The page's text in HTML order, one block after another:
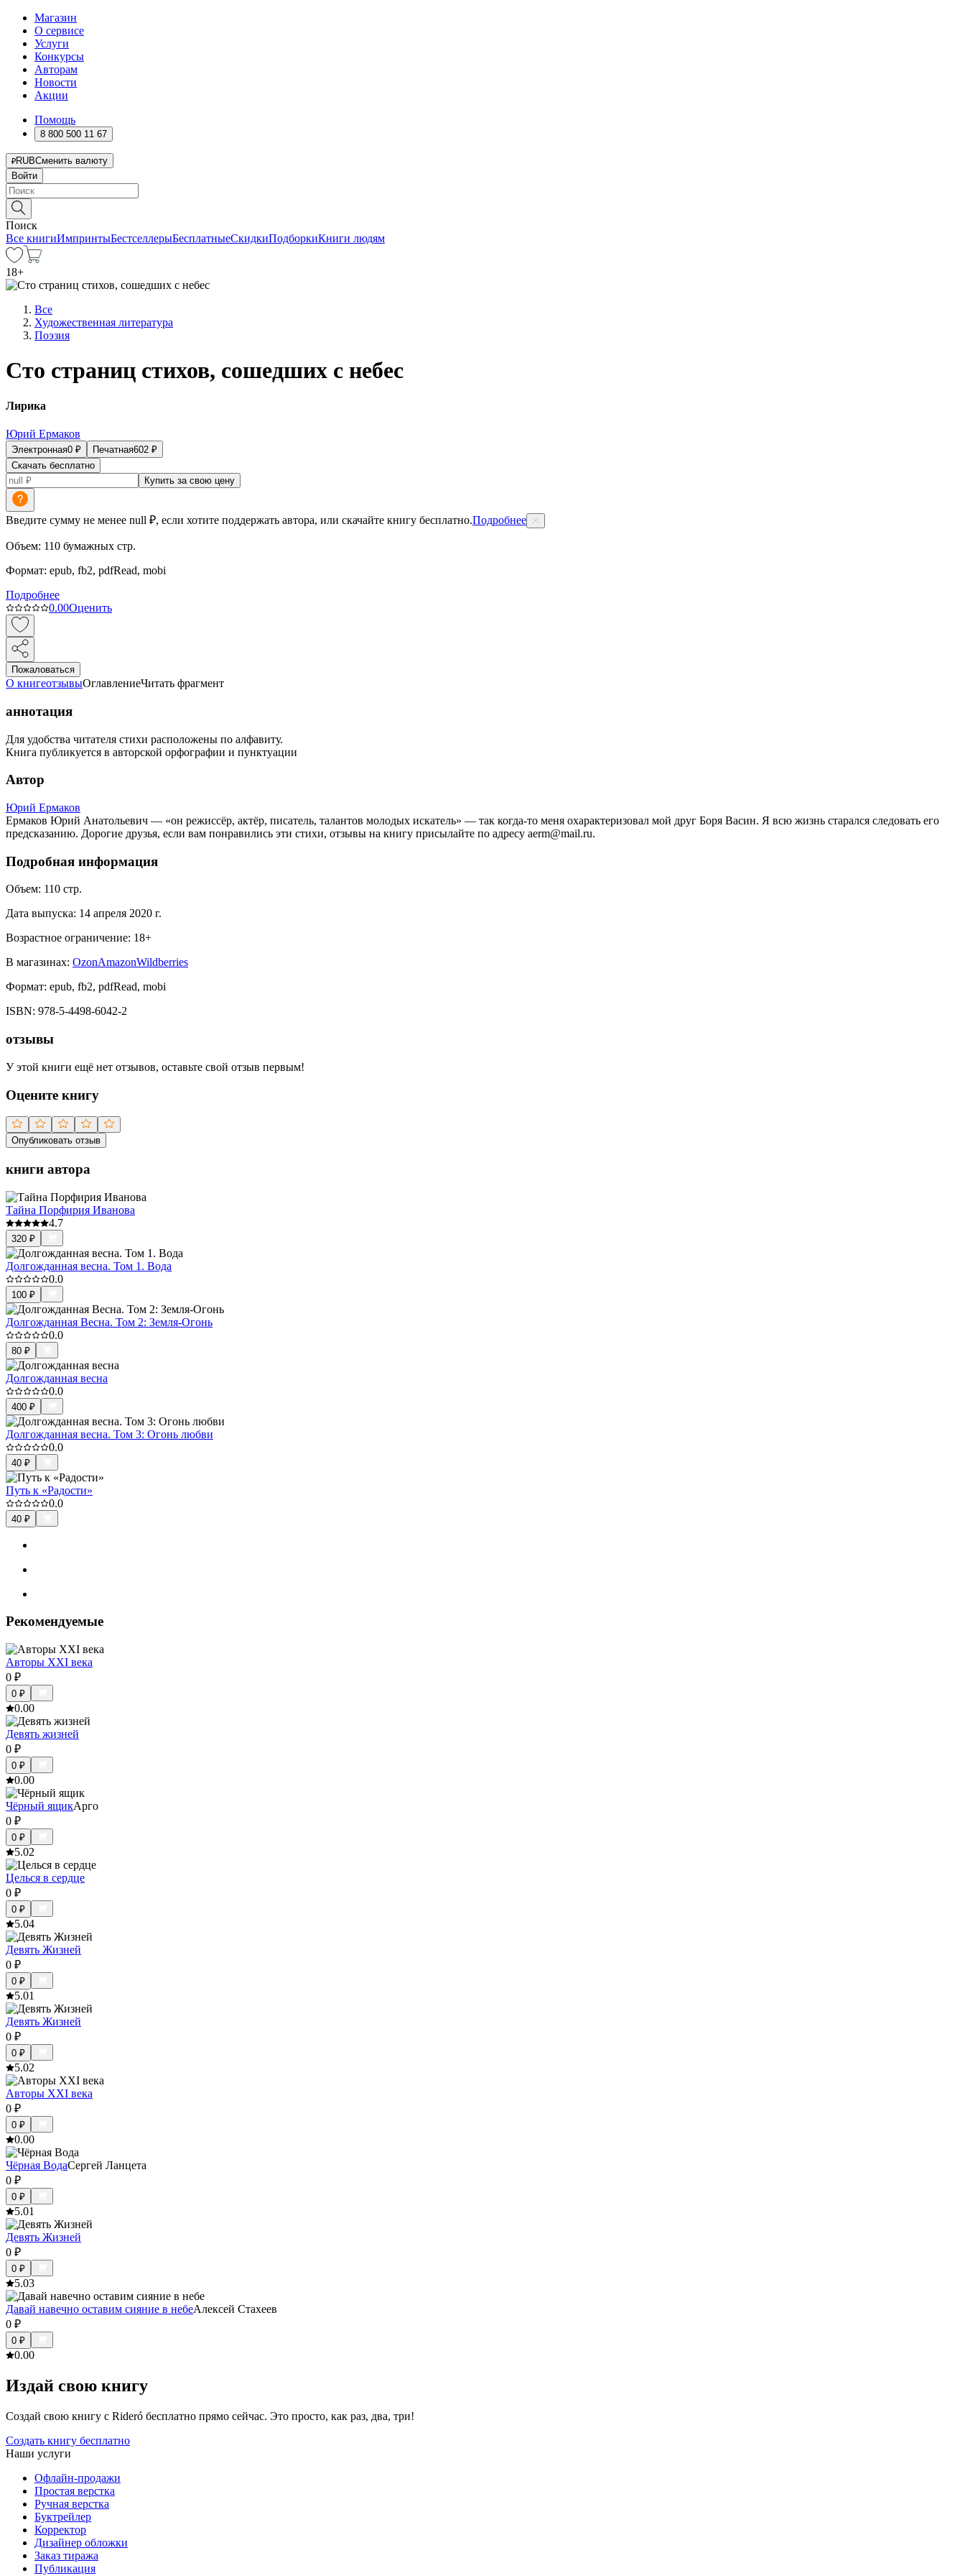
Магазин
О сервисе
Услуги
Конкурсы
Авторам
Новости
Акции
Помощь
8 800 500 11 67
RUBСменить валюту
Войти
Поиск
Все книгиИмпринтыБестселлерыБесплатныеСкидкиПодборкиКниги людям
18+
Все
Художественная литература
Поэзия
Сто страниц стихов, сошедших с небес
Лирика
Юрий Ермаков
Электронная0 ₽ Печатная602 ₽
Скачать бесплатно
Купить за свою цену
Введите сумму не менее null ₽, если хотите поддержать автора, или скачайте книгу бесплатно.Подробнее
Объем: 110 бумажных стр.
Формат: epub, fb2, pdfRead, mobi
Подробнее
0.00Оценить
Пожаловаться
О книгеотзывыОглавлениеЧитать фрагмент
аннотация
Для удобства читателя стихи расположены по алфавиту.
Книга публикуется в авторской орфографии и пунктуации
Автор
Юрий Ермаков
Ермаков Юрий Анатольевич — «он режиссёр, актёр, писатель, талантов молодых искатель» — так когда-то меня охарактеризовал мой друг Боря Васин. Я всю жизнь старался следовать его
предсказанию. Дорогие друзья, если вам понравились эти стихи, отзывы на книгу присылайте по адресу aerm@mail.ru.
Подробная информация
Объем: 110 стр.
Дата выпуска: 14 апреля 2020 г.
Возрастное ограничение: 18+
В магазинах: OzonAmazonWildberries
Формат: epub, fb2, pdfRead, mobi
ISBN: 978-5-4498-6042-2
отзывы
У этой книги ещё нет отзывов, оставьте свой отзыв первым!
Оцените книгу
Опубликовать отзыв
книги автора
Тайна Порфирия Иванова
4.7
320 ₽
Долгожданная весна. Том 1. Вода
0.0
100 ₽
Долгожданная Весна. Том 2: Земля-Огонь
0.0
80 ₽
Долгожданная весна
0.0
400 ₽
Долгожданная весна. Том 3: Огонь любви
0.0
40 ₽
Путь к «Радости»
0.0
40 ₽
Рекомендуемые
Авторы XXI века
0 ₽
0 ₽
0.00
Девять жизней
0 ₽
0 ₽
0.00
Чёрный ящикАрго
0 ₽
0 ₽
5.02
Целься в сердце
0 ₽
0 ₽
5.04
Девять Жизней
0 ₽
0 ₽
5.01
Девять Жизней
0 ₽
0 ₽
5.02
Авторы XXI века
0 ₽
0 ₽
0.00
Чёрная ВодаСергей Ланцета
0 ₽
0 ₽
5.01
Девять Жизней
0 ₽
0 ₽
5.03
Давай навечно оставим сияние в небеАлексей Стахеев
0 ₽
0 ₽
0.00
Издай свою книгу
Создай свою книгу с Rideró бесплатно прямо сейчас. Это просто, как раз, два, три!
Создать книгу бесплатно
Наши услуги
Офлайн-продажи
Простая верстка
Ручная верстка
Буктрейлер
Корректор
Дизайнер обложки
Заказ тиража
Публикация